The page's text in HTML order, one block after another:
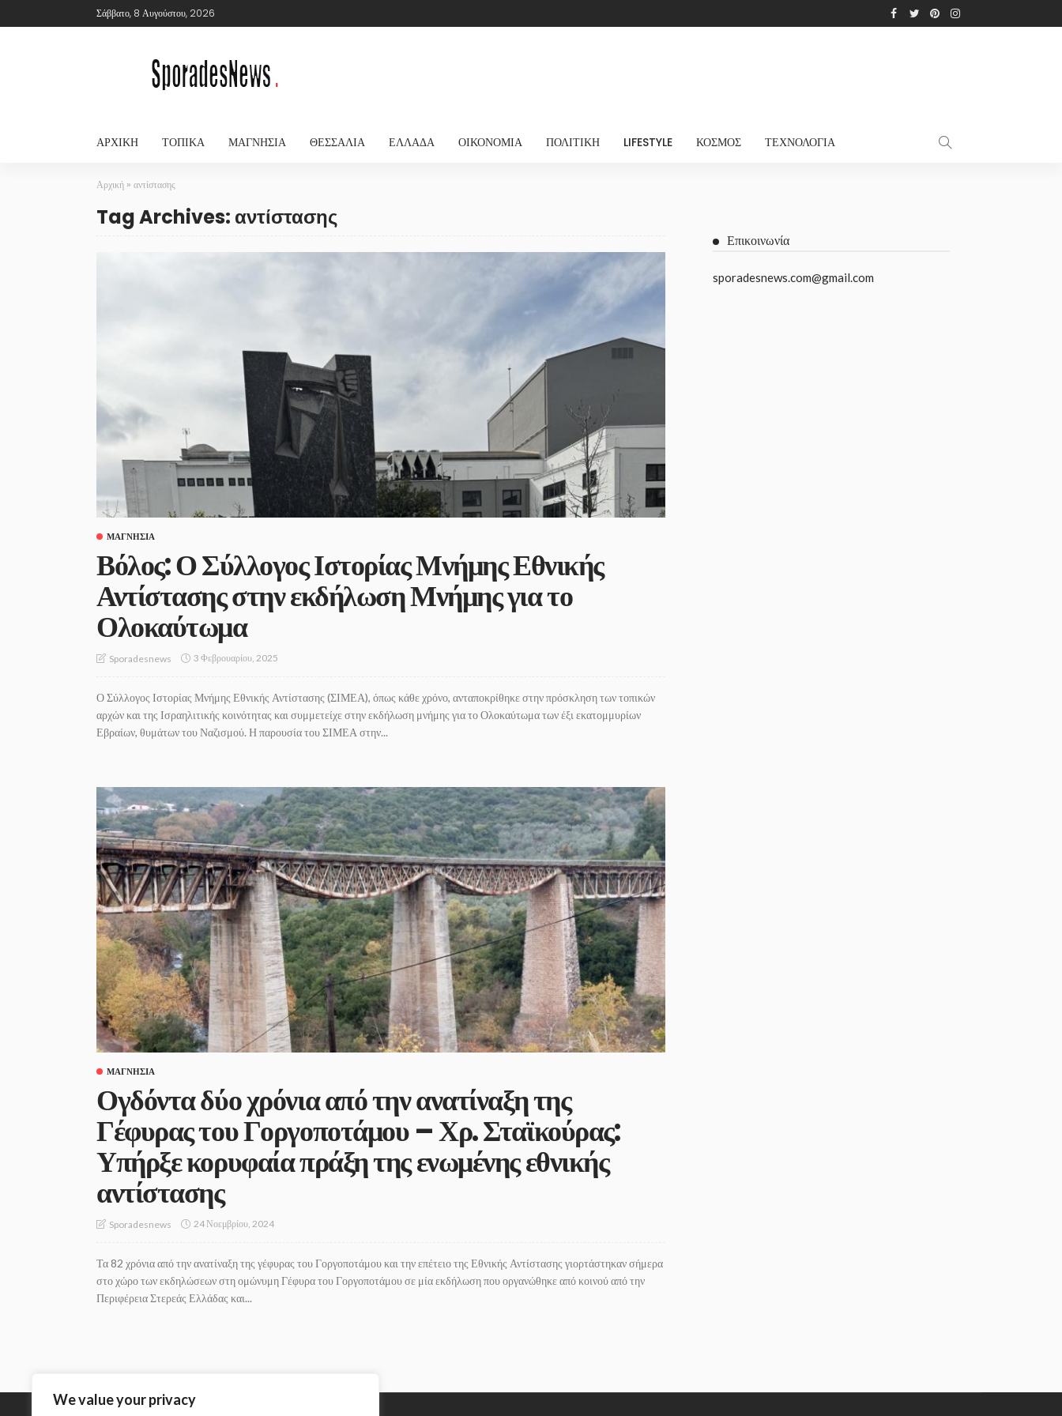
We value your privacy
Σάββατο, 8 Αυγούστου, 2026
ΑΡΧΙΚΉ ΤΟΠΙΚΆ ΜΑΓΝΗΣΊΑ ΘΕΣΣΑΛΊΑ ΕΛΛΆΔΑ ΟΙΚΟΝΟΜΊΑ ΠΟΛΙΤΙΚΉ LIFESTYLE ΚΌΣΜΟΣ ΤΕΧΝΟΛΟΓΊΑ
Αρχική » αντίστασης
Tag Archives: αντίστασης
ΜΑΓΝΗΣΊΑ
Βόλος: Ο Σύλλογος Ιστορίας Μνήμης Εθνικής
Αντίστασης στην εκδήλωση Μνήμης για το
Ολοκαύτωμα
Sporadesnews 3 Φεβρουαρίου, 2025
Ο Σύλλογος Ιστορίας Μνήμης Εθνικής Αντίστασης (ΣΙΜΕΑ), όπως κάθε χρόνο, ανταποκρίθηκε στην πρόσκληση των τοπικών
αρχών και της Ισραηλιτικής κοινότητας και συμμετείχε στην εκδήλωση μνήμης για το Ολοκαύτωμα των έξι εκατομμυρίων
Εβραίων, θυμάτων του Ναζισμού. Η παρουσία του ΣΙΜΕΑ στην...
ΜΑΓΝΗΣΊΑ
Ογδόντα δύο χρόνια από την ανατίναξη της
Γέφυρας του Γοργοποτάμου – Χρ. Σταϊκούρας:
Υπήρξε κορυφαία πράξη της ενωμένης εθνικής
αντίστασης
Sporadesnews 24 Νοεμβρίου, 2024
Τα 82 χρόνια από την ανατίναξη της γέφυρας του Γοργοποτάμου και την επέτειο της Εθνικής Αντίστασης γιορτάστηκαν σήμερα
στο χώρο των εκδηλώσεων στη ομώνυμη Γέφυρα του Γοργοποτάμου σε μία εκδήλωση που οργανώθηκε από κοινού από την
Περιφέρεια Στερεάς Ελλάδας και...
Επικοινωνία
sporadesnews.com@gmail.com